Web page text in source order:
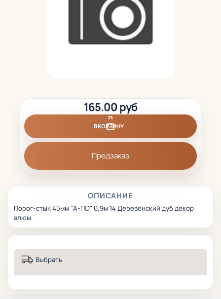
ОПИСАНИЕ
Порог-стык 45мм "А-ПО" 0,9м 14 Деревенский дуб декор
алюм.
165.00 руб
В КОРЗИНУ
Предзаказ
Выбрать